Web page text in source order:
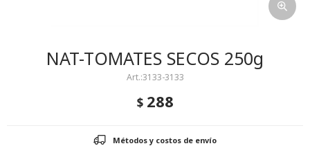
NAT-TOMATES SECOS 250g
3133-3133
$ 288
Métodos y costos de envío